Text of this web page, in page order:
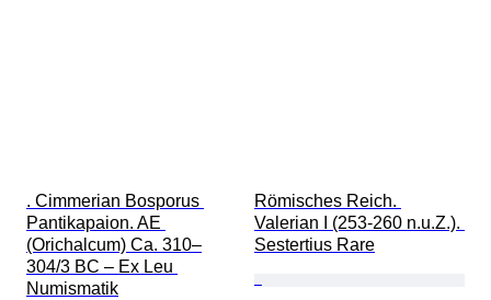
. Cimmerian Bosporus
Pantikapaion. AE
(Orichalcum) Ca. 310–
304/3 BC – Ex Leu
Numismatik
Römisches Reich.
Valerian I (253-260 n.u.Z.).
Sestertius Rare